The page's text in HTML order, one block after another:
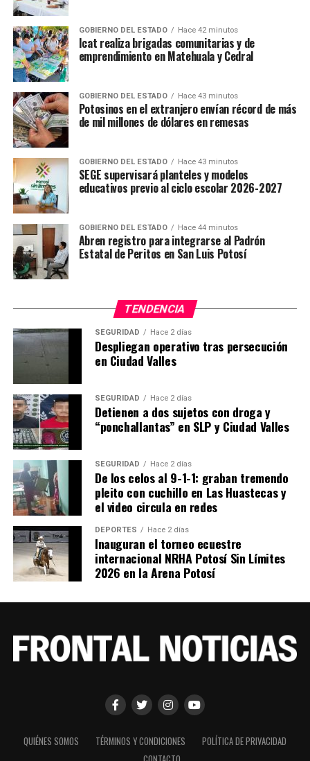
GOBIERNO DEL ESTADO Hace 42 minutos
Icat realiza brigadas comunitarias y de
emprendimiento en Matehuala y Cedral
GOBIERNO DEL ESTADO Hace 43 minutos
Potosinos en el extranjero envían récord de más
de mil millones de dólares en remesas
GOBIERNO DEL ESTADO Hace 43 minutos
SEGE supervisará planteles y modelos
educativos previo al ciclo escolar 2026-2027
GOBIERNO DEL ESTADO Hace 44 minutos
Abren registro para integrarse al Padrón
Estatal de Peritos en San Luis Potosí
TENDENCIA
SEGURIDAD Hace 2 días
Despliegan operativo tras persecución
en Ciudad Valles
SEGURIDAD Hace 2 días
Detienen a dos sujetos con droga y
“ponchallantas” en SLP y Ciudad Valles
SEGURIDAD Hace 2 días
De los celos al 9-1-1: graban tremendo
pleito con cuchillo en Las Huastecas y
el video circula en redes
DEPORTES Hace 2 días
Inauguran el torneo ecuestre
internacional NRHA Potosí Sin Límites
2026 en la Arena Potosí
QUIÉNES SOMOS TÉRMINOS Y CONDICIONES
POLÍTICA DE PRIVACIDAD